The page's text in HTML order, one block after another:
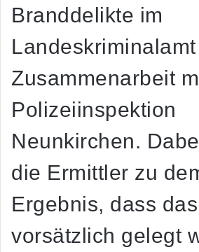
Branddelikte im
Zusammenarbeit
Polizeiinspektion
Neunkirchen.
die Ermittler zu
Ergebnis, dass
vorsätzlich gelegt